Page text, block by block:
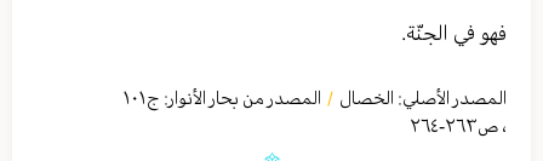
فهو في الجنّة.
المصدر الأصلي: الخصال / المصدر من بحار الأنوار: ج١٠١
، ص٢٦٣-٢٦٤